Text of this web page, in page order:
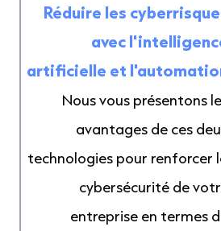
Réduire les
avec
artificielle et
Nous vous présentons
avantages de ces
technologies pour renforcer
cybersécurité de
entreprise en termes